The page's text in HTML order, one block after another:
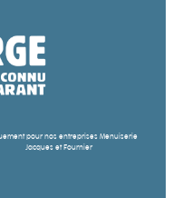
pour nos entreprises Menuiserie
Jacques et Fournier